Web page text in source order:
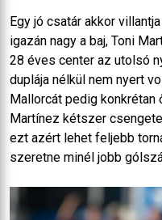
Egy jó csatár akkor
igazán nagy a baj, Toni
28 éves center az utolsó
duplája nélkül nem nyert
Mallorcát pedig
Martínez kétszer
ezt azért lehet feljebb
szeretne minél jobb